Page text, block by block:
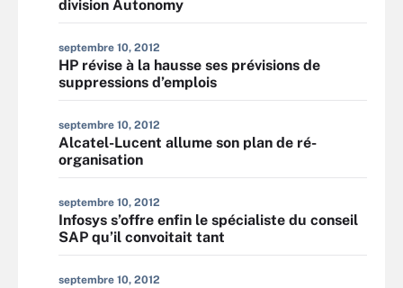
division Autonomy
septembre 10, 2012
HP révise à la hausse ses prévisions de
suppressions d’emplois
septembre 10, 2012
Alcatel-Lucent allume son plan de ré-
organisation
septembre 10, 2012
Infosys s’offre enfin le spécialiste du conseil
SAP qu’il convoitait tant
septembre 10, 2012